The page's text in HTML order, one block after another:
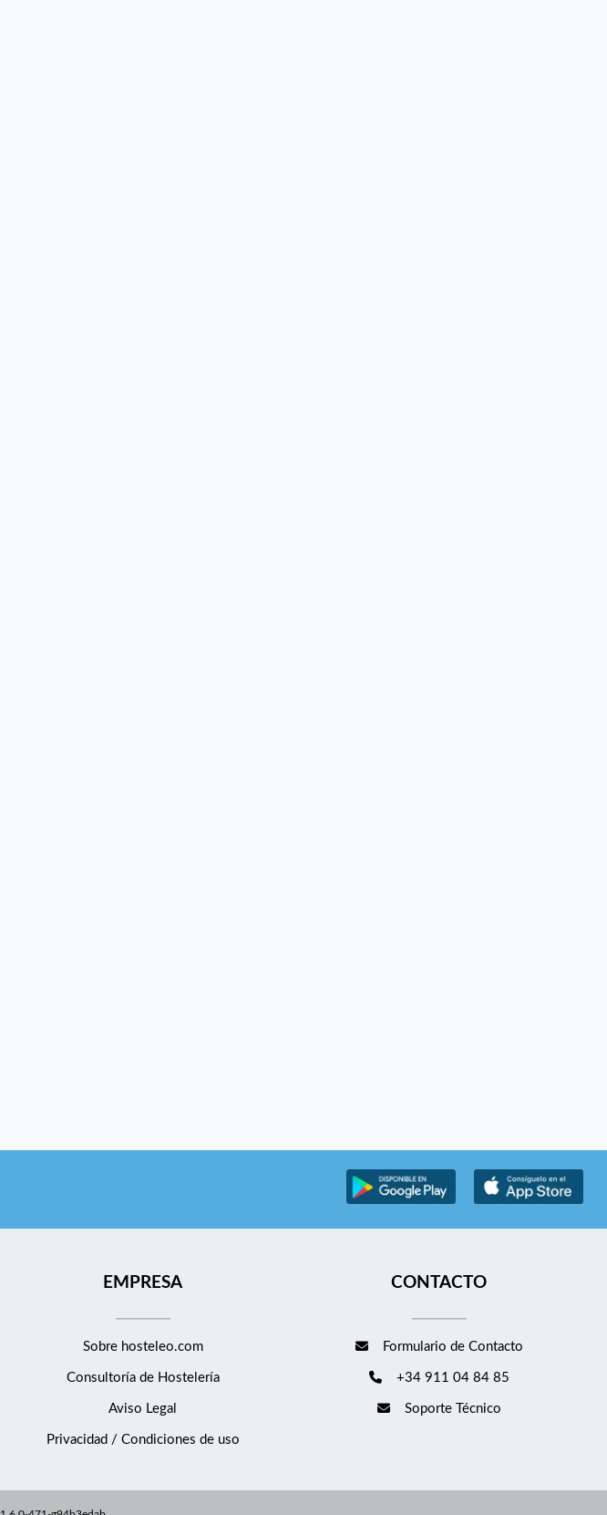
EMPRESA
Sobre hosteleo.com
Consultoría de Hostelería
Aviso Legal
Privacidad / Condiciones de uso
CONTACTO
Formulario de Contacto
+34 911 04 84 85
Soporte Técnico